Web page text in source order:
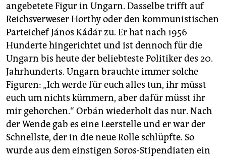
angebetete Figur in Ungarn. Dasselbe trifft auf
Reichsverweser Horthy oder den kommunistischen
Parteichef János Kádár zu. Er hat nach 1956
Hunderte hingerichtet und ist dennoch für die
Ungarn bis heute der beliebteste Politiker des 20.
Jahrhunderts. Ungarn brauchte immer solche
Figuren: „Ich werde für euch alles tun, ihr müsst
euch um nichts kümmern, aber dafür müsst ihr
mir gehorchen.“ Orbán wiederholt das nur. Nach
der Wende gab es eine Leerstelle und er war der
Schnellste, der in die neue Rolle schlüpfte. So
wurde aus dem einstigen Soros-Stipendiaten ein